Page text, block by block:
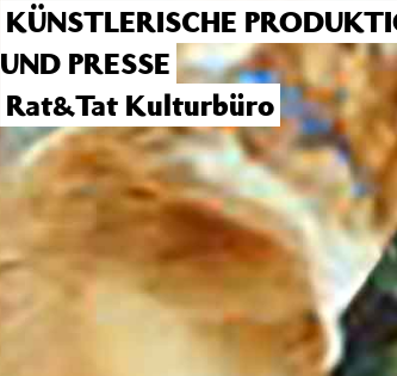
KÜNSTLERISCHE
UND PRESSE
Rat&Tat Kulturbüro